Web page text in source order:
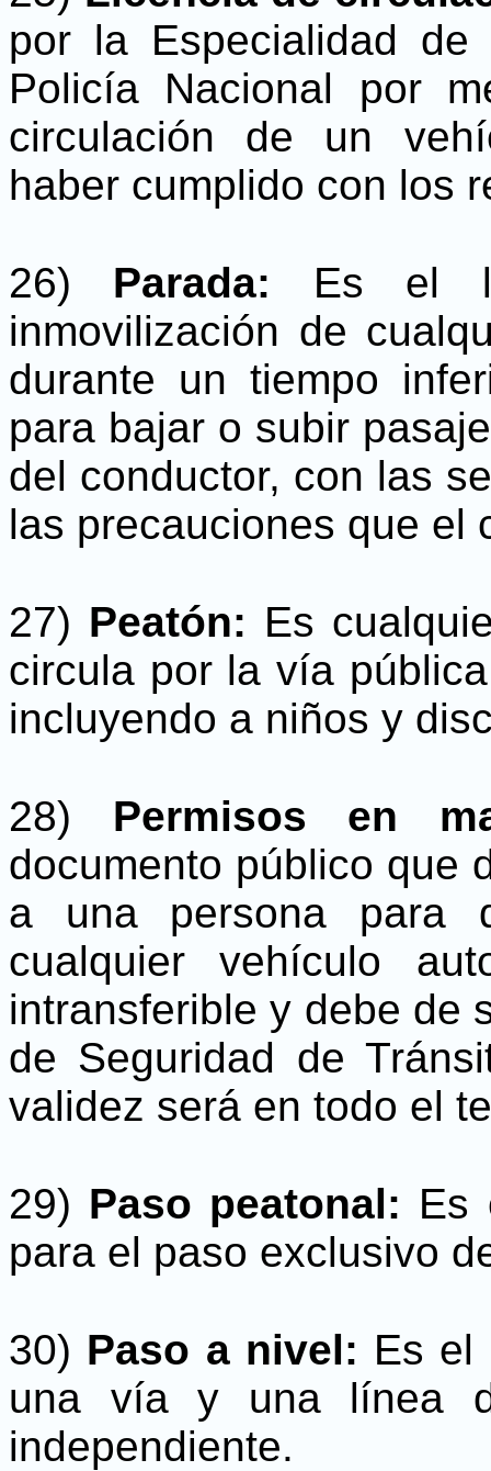
por la Especialidad
Policía Nacional por
circulación de un
haber cumplido con los
26) Parada: Es el
inmovilización de
durante un tiempo
para bajar o subir
del conductor, con las
las precauciones que el
27) Peatón: Es
circula por la vía
incluyendo a niños y
28) Permisos en
documento público que
a una persona para
cualquier vehículo
intransferible y debe de
de Seguridad de
validez será en todo el
29) Paso peatonal: Es
para el paso exclusivo
30) Paso a nivel: Es el
una vía y una línea
independiente.